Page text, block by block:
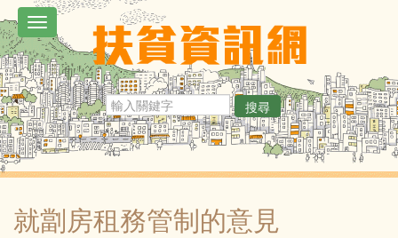
移
至
主
內
容
Toggle
navigation
搜尋
就劏房租務管制的意見